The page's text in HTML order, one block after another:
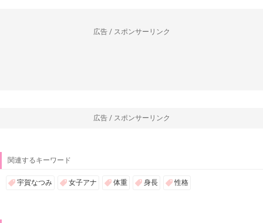
広告 / スポンサーリンク
広告 / スポンサーリンク
関連するキーワード
宇賀なつみ 女子アナ 体重 身長 性格